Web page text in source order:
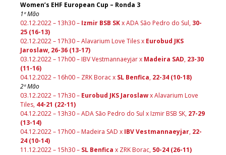
Women’s EHF European Cup – Ronda 3
1ª Mão
02.12.2022 – 13h30 – Izmir BSB SKx ADA São Pedro do Sul, 30-
25 (16-13)
02.12.2022 – 17h30 – Alavarium Love Tiles x Eurobud JKS
Jaroslaw, 26-36 (13-17)
03.12.2022 – 17h00 – IBV Vestmannaeyjar x Madeira SAD, 23-30
(11-16)
04.12.2022 – 16h00 – ZRK Borac x SL Benfica, 22-34 (10-18)
2ª Mão
03.12.2022 – 17h30 – Eurobud JKS Jaroslawx Alavarium Love
Tiles, 44-21 (22-11)
04.12.2022 – 13h30 – ADA São Pedro do Sul x Izmir BSB SK, 27-29
(13-14)
04.12.2022 – 17h00 – Madeira SAD x IBV Vestmannaeyjar, 22-
24 (10-14)
11.12.2022 – 15h30 – SL Benfica x ZRK Borac, 50-24 (26-11)